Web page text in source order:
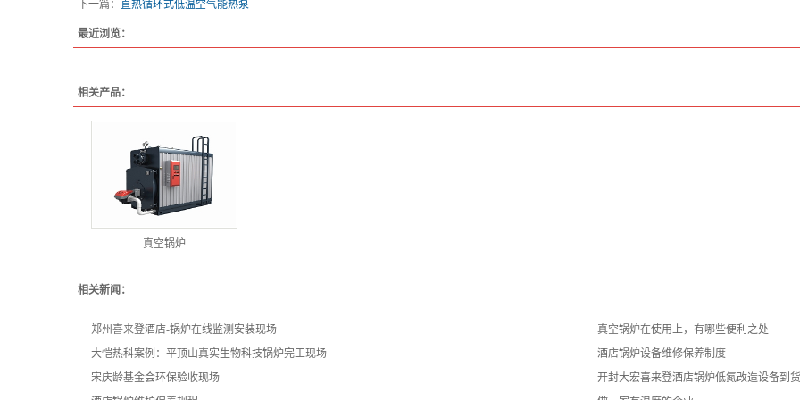
下一篇： 直热循环式低温空气能热泵
最近浏览：
相关产品：
真空锅炉
相关新闻：
郑州喜来登酒店-锅炉在线监测安装现场
真空锅炉在使用上，有哪些便利之处
大恺热科案例：平顶山真实生物科技锅炉完工现场
酒店锅炉设备维修保养制度
宋庆龄基金会环保验收现场
开封大宏喜来登酒店锅炉低氮改造设备到